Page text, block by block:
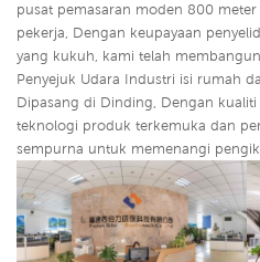
pusat pemasaran moden 800
pekerja, Dengan keupayaan
yang kukuh, kami telah
Penyejuk Udara Industri isi rumah
Dipasang di Dinding, Dengan
teknologi produk terkemuka dan
sempurna untuk memenangi